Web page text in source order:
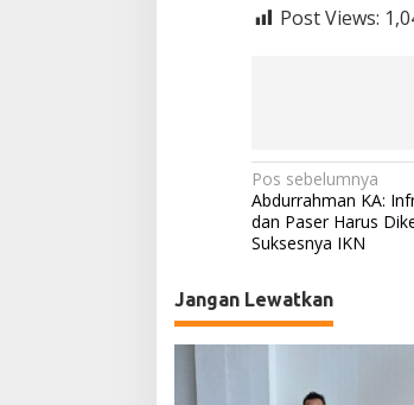
Post Views:
N
a
v
g
a
Pos sebelumnya
Abdurrahman KA:
dan Paser Harus
Suksesnya IKN
Jangan Lewatkan